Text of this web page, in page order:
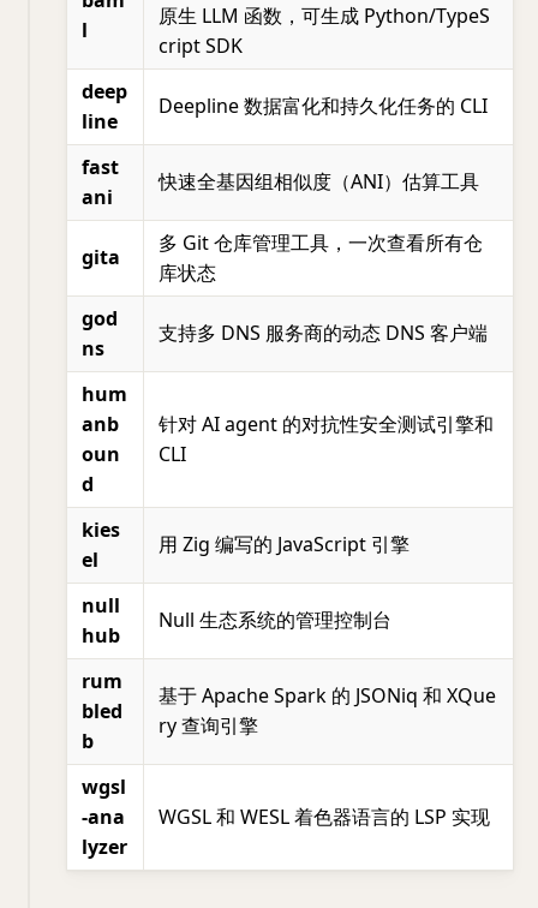
l
原生 LLM 函数，可生成 Python/TypeS
cript SDK
deep
line
Deepline 数据富化和持久化任务的 CLI
fast
ani
快速全基因组相似度（ANI）估算工具
gita
多 Git 仓库管理工具，一次查看所有仓
库状态
god
ns
支持多 DNS 服务商的动态 DNS 客户端
hum
anb
oun
d
针对 AI agent 的对抗性安全测试引擎和
CLI
kies
el
用 Zig 编写的 JavaScript 引擎
null
hub
Null 生态系统的管理控制台
rum
bled
b
基于 Apache Spark 的 JSONiq 和 XQue
ry 查询引擎
wgsl
-ana
lyzer
WGSL 和 WESL 着色器语言的 LSP 实现